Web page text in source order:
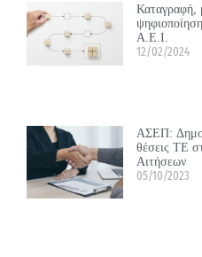
Καταγραφή,
Α.Ε.Ι.
12/02/2024
ΑΣΕΠ:
θέσεις ΤΕ
Αιτήσεων
05/10/2023